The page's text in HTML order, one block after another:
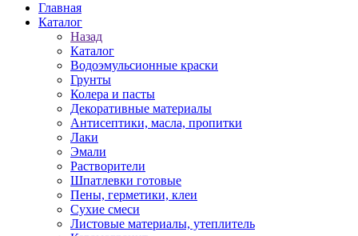
Главная
Каталог
Назад
Каталог
Водоэмульсионные краски
Грунты
Колера и пасты
Декоративные материалы
Антисептики, масла, пропитки
Лаки
Эмали
Растворители
Шпатлевки готовые
Пены, герметики, клеи
Сухие смеси
Листовые материалы, утеплитель